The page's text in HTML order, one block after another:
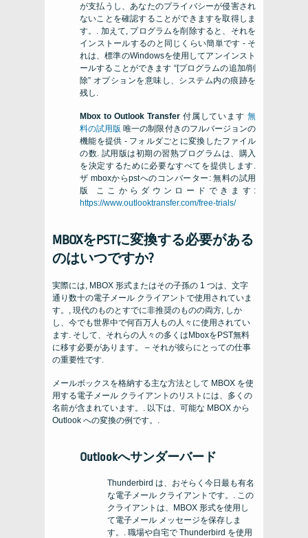
が支払うし、あなたのプライバシーが侵害され
ないことを確認することができますを取得しま
す。. 加えて, プログラムを削除すると、それを
インストールするのと同じくらい簡単です - そ
れは、標準のWindowsを使用してアンインスト
ールすることができます “[プログラムの追加/削
除” オプションを意味し、システム内の痕跡を
残し.
Mbox to Outlook Transfer付属しています 無
料の試用版 唯一の制限付きのフルバージョンの
機能を提供 - フォルダごとに変換したファイル
の数. 試用版は初期の習熟プログラムは、購入
を決定するために必要なすべてを提供します.
ザ mboxからpstへのコンバーター: 無料の試用
版
ここからダウンロードできます:
https://www.outlooktransfer.com/free-trials/
MBOXをPSTに変換する必要がある
のはいつですか?
実際には, MBOX 形式またはその子孫の 1 つは、文字
通り数十の電子メール クライアントで使用されていま
す。, 現代のものとすでに非推奨のものの両方, しか
し、今でも世界中で何百万人もの人々に使用されてい
ます. そして、それらの人々の多くはMboxをPST無料
に移す必要があります。 – それが彼らにとっての仕事
の重要性です.
メールボックスを格納する主な方法として MBOX を使
用する電子メール クライアントのリストには、多くの
名前が含まれています。. 以下は、可能な MBOX から
Outlook への変換の例です。.
Outlookへサンダーバード
Thunderbird は、おそらく今日最も有名
な電子メール クライアントです。. この
クライアントは、MBOX 形式を使用し
て電子メール メッセージを保存しま
す。. 職場や自宅で Thunderbird を使用